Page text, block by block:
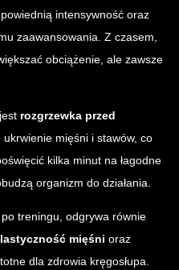
intensywność oraz
zaawansowania. Z czasem,
obciążenie, ale zawsze
rozgrzewka przed
mięśni i stawów, co
kilka minut na łagodne
organizm do działania.
treningu, odgrywa równie
mięśni oraz
dla zdrowia kręgosłupa.